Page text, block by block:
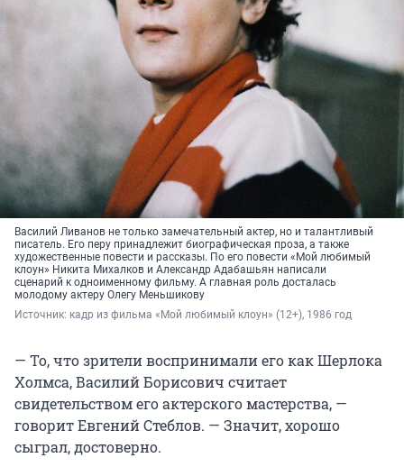
Василий Ливанов не только замечательный актер, но и талантливый
писатель. Его перу принадлежит биографическая проза, а также
художественные повести и рассказы. По его повести «Мой любимый
клоун» Никита Михалков и Александр Адабашьян написали
сценарий к одноименному фильму. А главная роль досталась
молодому актеру Олегу Меньшикову
Источник: кадр из фильма «Мой любимый клоун» (12+), 1986 год
— То, что зрители воспринимали его как Шерлока
Холмса, Василий Борисович считает
свидетельством его актерского мастерства, —
говорит Евгений Стеблов. — Значит, хорошо
сыграл, достоверно.